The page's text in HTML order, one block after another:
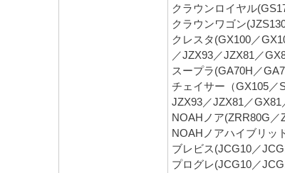
クラウンロイヤル
クラウンワゴン
クレスタ(GX100／
／JZX93／JZX81／
スープラ(GA70H／
チェイサー（GX105／
JZX93／JZX81／GX81
NOAHノア(ZRR80G／
NOAHノアハイブリッ
ブレビス(JCG10／
プログレ(JCG10／